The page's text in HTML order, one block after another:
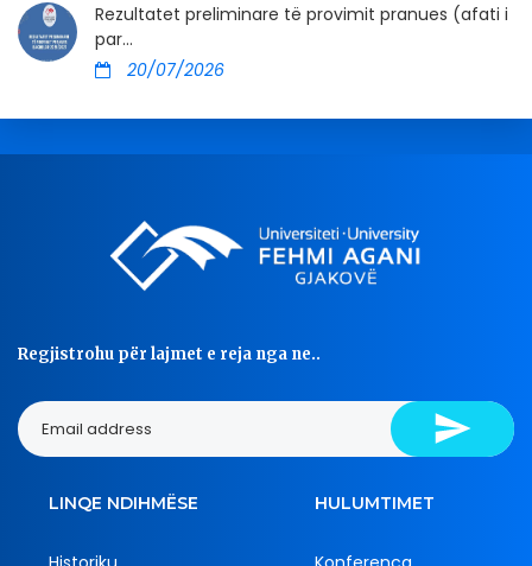
Rezultatet preliminare të provimit pranues (afati i
par...
20/07/2026
Regjistrohu për lajmet e reja nga ne..
LINQE NDIHMËSE HULUMTIMET